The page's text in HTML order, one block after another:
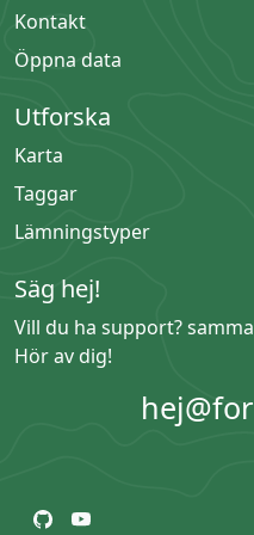
Kontakt
Öppna data
Utforska
Karta
Taggar
Lämningstyper
Säg hej!
Vill du ha support?
Hör av dig!